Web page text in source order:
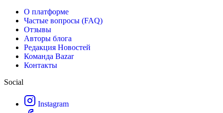
О платформе
Частые вопросы (FAQ)
Отзывы
Авторы блога
Редакция Новостей
Команда Bazar
Контакты
Social
Instagram